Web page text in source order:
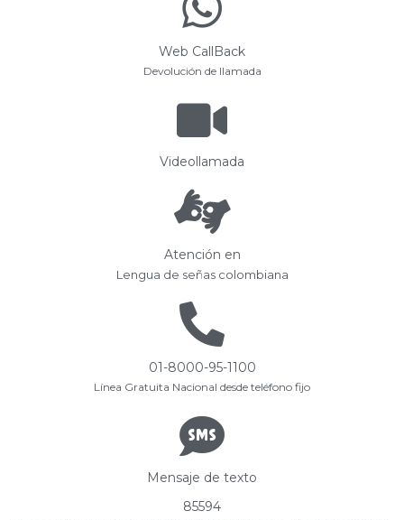
Web CallBack
Devolución de llamada
Videollamada
Atención en
Lengua de señas colombiana
01-8000-95-1100
Línea Gratuita Nacional desde teléfono fijo
Mensaje de texto
85594